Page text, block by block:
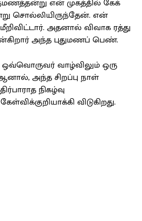
என் முகத்தில் கேக்
சொல்லியிருந்தேன். என்
அதனால் விவாக ரத்து
அந்த புதுமணப் பெண்.
வாழ்விலும் ஒரு
அந்த சிறப்பு நாள்
நிகழ்வு
விடுகிறது.